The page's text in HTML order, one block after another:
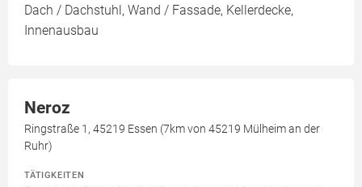
Dach / Dachstuhl, Wand / Fassade, Kellerdecke,
Innenausbau
Neroz
Ringstraße 1, 45219 Essen (7km von 45219 Mülheim an der
Ruhr)
TÄTIGKEITEN